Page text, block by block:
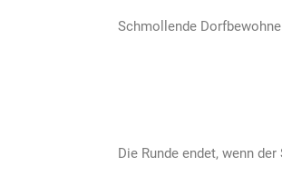
Schmollende
Die Runde endet, wenn